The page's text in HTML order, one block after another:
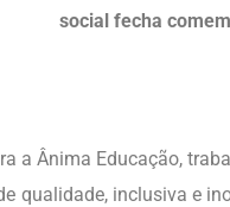
social fecha
a Ânima Educação,
qualidade, inclusiva e